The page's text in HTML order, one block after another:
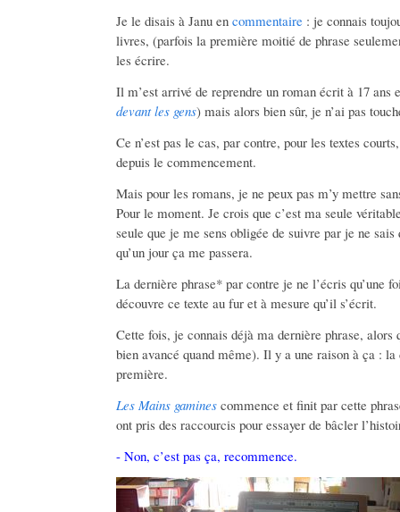
Je le disais à Janu en commentaire : je connais
livres, (parfois la première moitié de phrase
les écrire.
Il m’est arrivé de reprendre un roman écrit à 17
devant les gens) mais alors bien sûr, je n’ai pas
Ce n’est pas le cas, par contre, pour les textes
depuis le commencement.
Mais pour les romans, je ne peux pas m’y mettre
Pour le moment. Je crois que c’est ma seule
seule que je me sens obligée de suivre par je ne
qu’un jour ça me passera.
La dernière phrase* par contre je ne l’écris qu’une
découvre ce texte au fur et à mesure qu’il s’écrit.
Cette fois, je connais déjà ma dernière phrase, alors
bien avancé quand même). Il y a une raison à ça :
première.
Les Mains gamines commence et finit par cette
ont pris des raccourcis pour essayer de bâcler
- Non, c’est pas ça, recommence.